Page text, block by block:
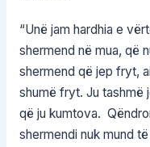
“Unë jam hardhia e
shermend në mua, që
shermend që jep fryt,
shumë fryt. Ju tashmë
që ju kumtova.
shermendi nuk mund